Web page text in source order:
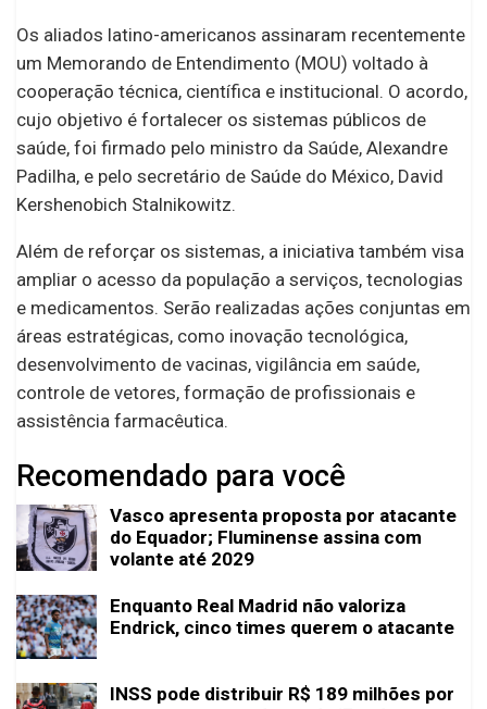
Os aliados latino-americanos assinaram recentemente
um Memorando de Entendimento (MOU) voltado à
cooperação técnica, científica e institucional. O acordo,
cujo objetivo é fortalecer os sistemas públicos de
saúde, foi firmado pelo ministro da Saúde, Alexandre
Padilha, e pelo secretário de Saúde do México, David
Kershenobich Stalnikowitz.
Além de reforçar os sistemas, a iniciativa também visa
ampliar o acesso da população a serviços, tecnologias
e medicamentos. Serão realizadas ações conjuntas em
áreas estratégicas, como inovação tecnológica,
desenvolvimento de vacinas, vigilância em saúde,
controle de vetores, formação de profissionais e
assistência farmacêutica.
Recomendado para você
Vasco apresenta proposta por atacante
do Equador; Fluminense assina com
volante até 2029
Enquanto Real Madrid não valoriza
Endrick, cinco times querem o atacante
INSS pode distribuir R$ 189 milhões por